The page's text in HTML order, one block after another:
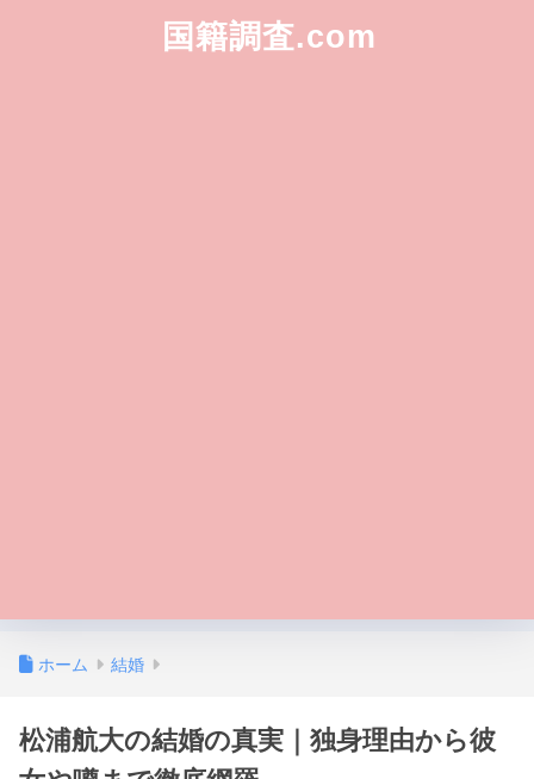
国籍調査.com
ホーム 結婚
松浦航大の結婚の真実｜独身理由から彼